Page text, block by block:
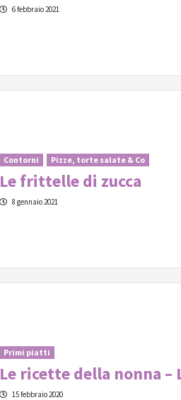
6 febbraio 2021
Contorni Pizze, torte salate & Co
Le frittelle di zucca
8 gennaio 2021
Primi piatti
Le ricette della nonna –
15 febbraio 2020